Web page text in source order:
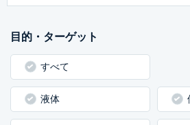
目的・ターゲット
すべて
液体